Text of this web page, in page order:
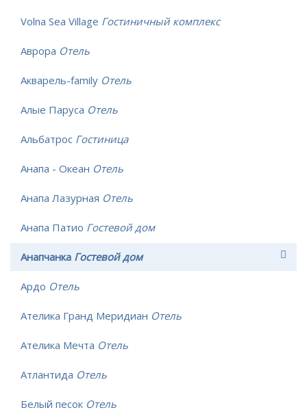
Volna Sea Village Гостиничный комплекс
Аврора Отель
Акварель-family Отель
Алые Паруса Отель
Альбатрос Гостиница
Анапа - Океан Отель
Анапа Лазурная Отель
Анапа Патио Гостевой дом
Анапчанка Гостевой дом
Ардо Отель
Ателика Гранд Меридиан Отель
Ателика Мечта Отель
Атлантида Отель
Белый песок Отель